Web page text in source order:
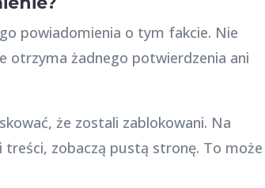
powiadomienia o tym fakcie. Nie
otrzyma żadnego potwierdzenia ani
że zostali zablokowani. Na
zobaczą pustą stronę. To może